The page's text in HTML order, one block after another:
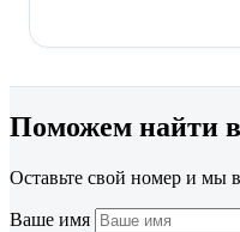
Поможем найти
Оставьте свой номер и мы
Ваше имя